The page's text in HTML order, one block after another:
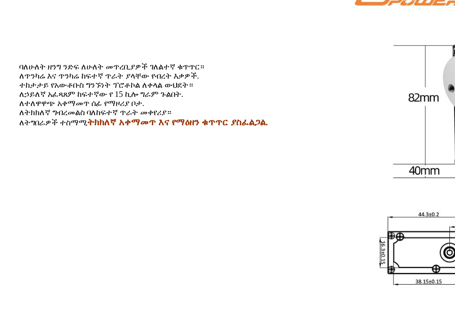
ባለሁለት ዘንግ ንድፍ ለሁለት መጥረቢያዎች ገለልተኛ ቁጥጥር።
ለጥንካሬ እና ጥንካሬ ከፍተኛ ጥራት ያላቸው የብረት እቃዎች.
ተከታታይ የአውቶቡስ ግንኙነት ፕሮቶኮል ለቀላል ውህደት።
ለኃይለኛ አፈጻጸም ከፍተኛው የ 15 ኪሎ ግራም ጉልበት.
ለተለዋዋጭ አቀማመጥ ሰፊ የማዞሪያ ቦታ.
ለትክክለኛ ግብረመልስ ባለከፍተኛ ጥራት መቀየሪያ።
ለትግበራዎች ተስማሚትክክለኛ አቀማመጥ እና የማዕዘን ቁጥጥር ያስፈልጋል.